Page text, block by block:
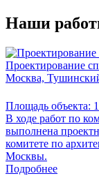
Наши
Проектирование
Москва,
Площадь объекта:
В ходе работ по
выполнена
комитете по
Москвы.
Подробнее